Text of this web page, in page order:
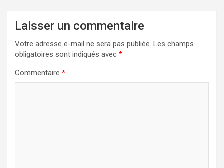
Laisser un commentaire
Votre adresse e-mail ne sera pas publiée. Les champs
obligatoires sont indiqués avec *
Commentaire *